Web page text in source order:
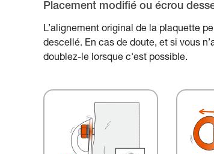
Placement modifié ou écrou
L’alignement original de la plaquette
descellé. En cas de doute, et si vous
doublez-le lorsque c'est possible.